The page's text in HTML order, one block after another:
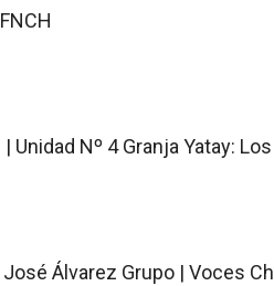
Nº 4 Granja Yatay:
Álvarez Grupo | Voces